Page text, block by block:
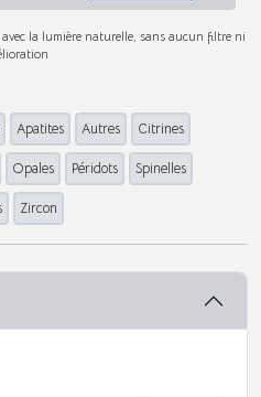
la lumière naturelle, sans aucun filtre ni
Apatites Autres Citrines
Opales Péridots Spinelles
Zircon